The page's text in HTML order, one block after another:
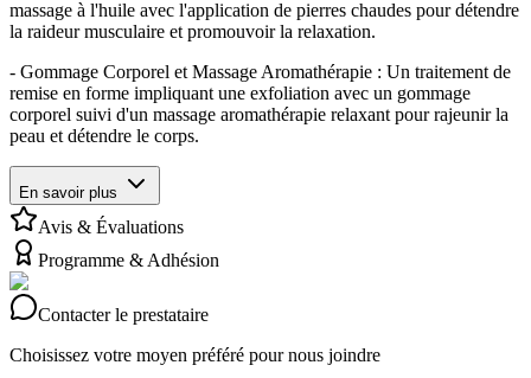
massage à l'huile avec l'application de pierres chaudes pour détendre
la raideur musculaire et promouvoir la relaxation.
- Gommage Corporel et Massage Aromathérapie : Un traitement de
remise en forme impliquant une exfoliation avec un gommage
corporel suivi d'un massage aromathérapie relaxant pour rajeunir la
peau et détendre le corps.
En savoir plus
Avis & Évaluations
Programme & Adhésion
Contacter le prestataire
Choisissez votre moyen préféré pour nous joindre